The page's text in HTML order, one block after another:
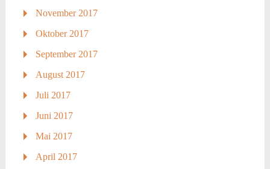
November 2017
Oktober 2017
September 2017
August 2017
Juli 2017
Juni 2017
Mai 2017
April 2017